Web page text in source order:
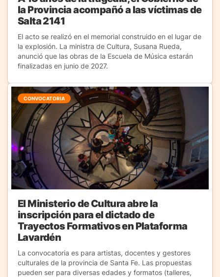
la Provincia acompañó a las víctimas de
Salta 2141
El acto se realizó en el memorial construido en el lugar de
la explosión. La ministra de Cultura, Susana Rueda,
anunció que las obras de la Escuela de Música estarán
finalizadas en junio de 2027.
CONVOCATORIA
El Ministerio de Cultura abre la
inscripción para el dictado de
Trayectos Formativos en Plataforma
Lavardén
La convocatoria es para artistas, docentes y gestores
culturales de la provincia de Santa Fe. Las propuestas
pueden ser para diversas edades y formatos (talleres,